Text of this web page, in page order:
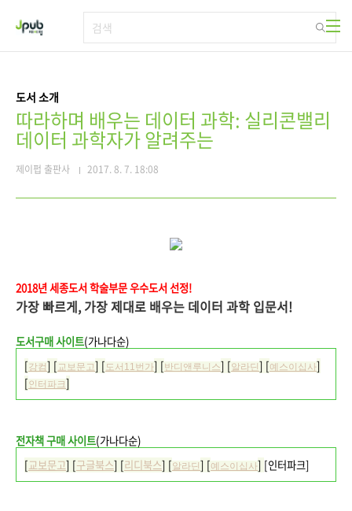
도서 소개
따라하며 배우는 데이터 과학: 실리콘밸리
데이터 과학자가 알려주는
제이펍 출판사 2017. 8. 7. 18:08
2018년 세종도서 학술부문 우수도서 선정!
가장 빠르게, 가장 제대로 배우는 데이터 과학 입문서!
도서구매 사이트(가나다순)
[강컴] [ 교보문고] [도서11번가] [반디앤루니스] [알라딘] [예스이십사]
[인터파크]
전자책 구매 사이트(가나다순)
[교보문고] [구글북스] [리디북스] [알라딘] [예스이십사] [인터파크]